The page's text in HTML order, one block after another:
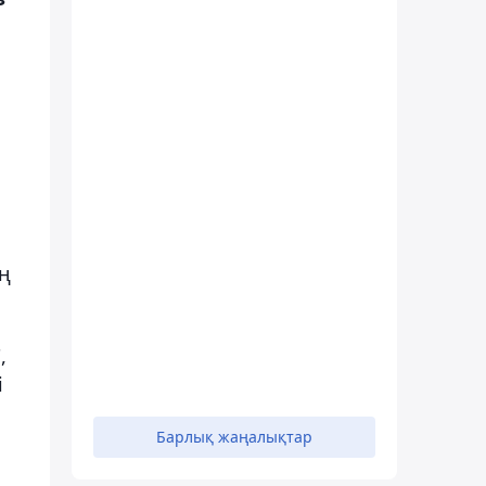
Барлық жаңалықтар